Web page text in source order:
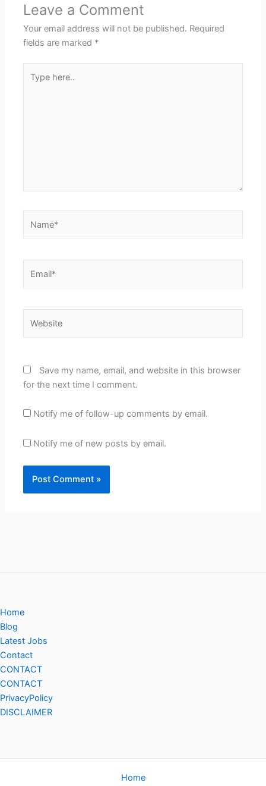
Leave a Comment
Your email address will not be published. Required
fields are marked *
here..
Save my name, email, and website in this browser
for the next time I comment.
Notify me of follow-up comments by email.
Notify me of new posts by email.
Home
Blog
Latest Jobs
Contact
CONTACT
CONTACT
PrivacyPolicy
DISCLAIMER
Home